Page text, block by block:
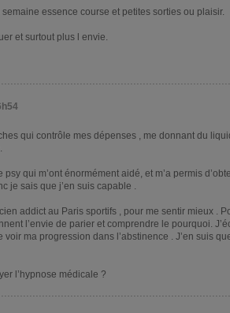
essence course et petites sorties ou plaisir.
et surtout plus l envie.
qui contrôle mes dépenses , me donnant du
qui m’ont énormément aidé, et m’a permis
je sais que j’en suis capable .
addict au Paris sportifs , pour me sentir mieux .
l’envie de parier et comprendre le pourquoi.
ma progression dans l’abstinence . J’en suis
l’hypnose médicale ?